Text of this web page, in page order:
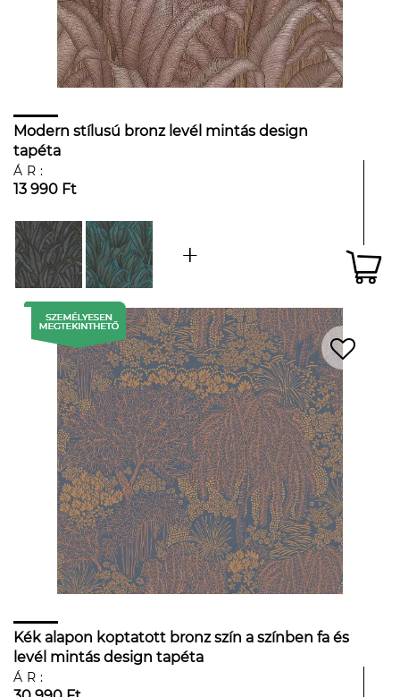
Modern stílusú bronz levél mintás design
tapéta
ÁR:
13 990 Ft
Kék alapon koptatott bronz szín a színben fa és
levél mintás design tapéta
ÁR: